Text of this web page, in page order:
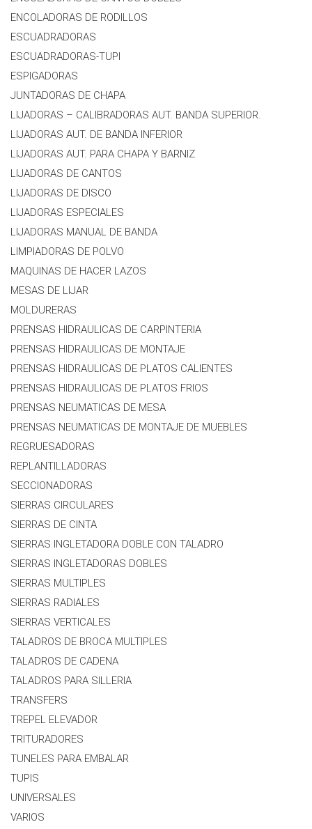
ENCOLADORAS DE RODILLOS
ESCUADRADORAS
ESCUADRADORAS-TUPI
ESPIGADORAS
JUNTADORAS DE CHAPA
LIJADORAS – CALIBRADORAS AUT. BANDA SUPERIOR.
LIJADORAS AUT. DE BANDA INFERIOR
LIJADORAS AUT. PARA CHAPA Y BARNIZ
LIJADORAS DE CANTOS
LIJADORAS DE DISCO
LIJADORAS ESPECIALES
LIJADORAS MANUAL DE BANDA
LIMPIADORAS DE POLVO
MAQUINAS DE HACER LAZOS
MESAS DE LIJAR
MOLDURERAS
PRENSAS HIDRAULICAS DE CARPINTERIA
PRENSAS HIDRAULICAS DE MONTAJE
PRENSAS HIDRAULICAS DE PLATOS CALIENTES
PRENSAS HIDRAULICAS DE PLATOS FRIOS
PRENSAS NEUMATICAS DE MESA
PRENSAS NEUMATICAS DE MONTAJE DE MUEBLES
REGRUESADORAS
REPLANTILLADORAS
SECCIONADORAS
SIERRAS CIRCULARES
SIERRAS DE CINTA
SIERRAS INGLETADORA DOBLE CON TALADRO
SIERRAS INGLETADORAS DOBLES
SIERRAS MULTIPLES
SIERRAS RADIALES
SIERRAS VERTICALES
TALADROS DE BROCA MULTIPLES
TALADROS DE CADENA
TALADROS PARA SILLERIA
TRANSFERS
TREPEL ELEVADOR
TRITURADORES
TUNELES PARA EMBALAR
TUPIS
UNIVERSALES
VARIOS